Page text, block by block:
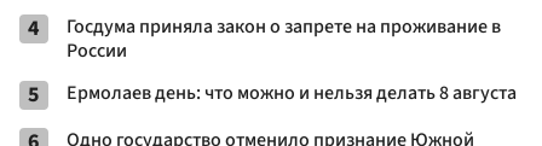
4
Госдума приняла закон о запрете на проживание в
России
5 Ермолаев день: что можно и нельзя делать 8 августа
Одно государство отменило признание Южной